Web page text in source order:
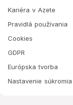
Kariéra v Azete
Pravidlá používania
Cookies
GDPR
Európska tvorba
Nastavenie súkromia